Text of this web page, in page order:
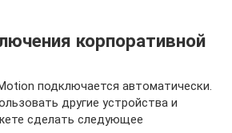
корпоративной
подключается автоматически.
другие устройства и
сделать следующее